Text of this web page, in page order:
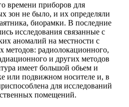
времени приборов для
зон не было, и их определяли
биорамки. В последние
исследования связанные с
аномалий на местности с
методов: радиолокационного,
и других методов
имеет большой обьем и
или подвижном носителе и, в
для исследований
помещений.